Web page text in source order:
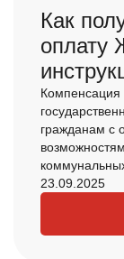
Как
оплату
гражданам с
23.09.2025